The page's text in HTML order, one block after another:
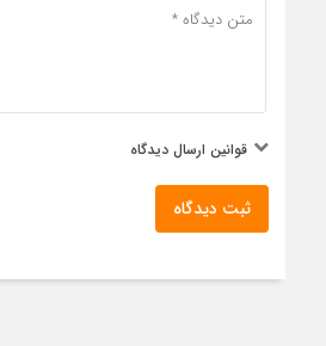
قوانین ارسال دیدگاه
ثبت دیدگاه